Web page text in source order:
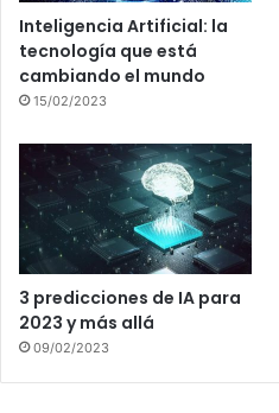
Inteligencia Artificial: la
tecnología que está
cambiando el mundo
15/02/2023
3 predicciones de IA para
2023 y más allá
09/02/2023